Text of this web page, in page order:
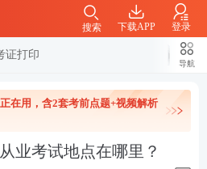
下载APP 登录
搜索
证打印
导航
在用，含2套考前点题+视频解析
业考试地点在哪里？